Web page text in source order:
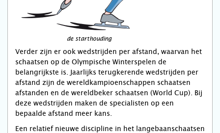
de starthouding
Verder zijn er ook wedstrijden per afstand, waarvan het
schaatsen op de Olympische Winterspelen de
belangrijkste is. Jaarlijks terugkerende wedstrijden per
afstand zijn de wereldkampioenschappen schaatsen
afstanden en de wereldbeker schaatsen (World Cup). Bij
deze wedstrijden maken de specialisten op een
bepaalde afstand meer kans.
Een relatief nieuwe discipline in het langebaanschaatsen